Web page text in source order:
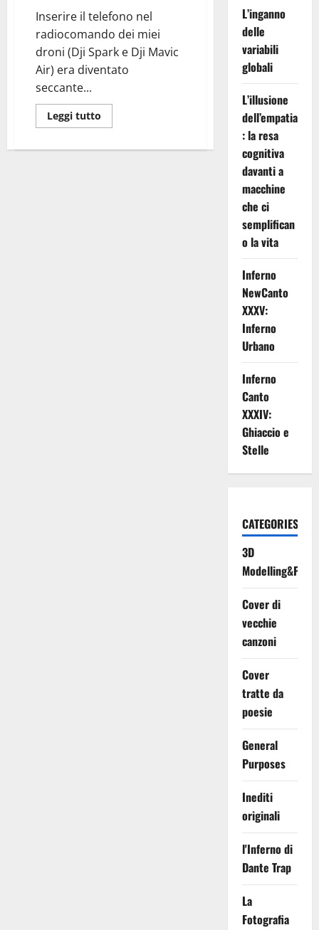
Inserire il telefono nel
radiocomando dei miei
droni (Dji Spark e Dji Mavic
Air) era diventato
seccante...
Leggi tutto
di
Supporto
L’inganno
delle
variabili
globali
L’illusione
dell’empatia
: la resa
cognitiva
davanti a
macchine
che ci
semplifican
o la vita
Inferno
NewCanto
XXXV:
Inferno
Urbano
Inferno
Canto
XXXIV:
Ghiaccio e
Stelle
CATEGORIES
3D
Cover di
vecchie
canzoni
Cover
tratte da
poesie
General
Purposes
Inediti
originali
l'Inferno di
Dante Trap
La
Fotografia